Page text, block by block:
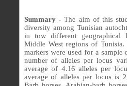
Summary - The aim of this
diversity among Tunisian
in tow different geographical
Middle West regions of Tunisia.
markers were used for a sample
number of alleles per locus
average of 4.16 alleles per
average of alleles per locus is